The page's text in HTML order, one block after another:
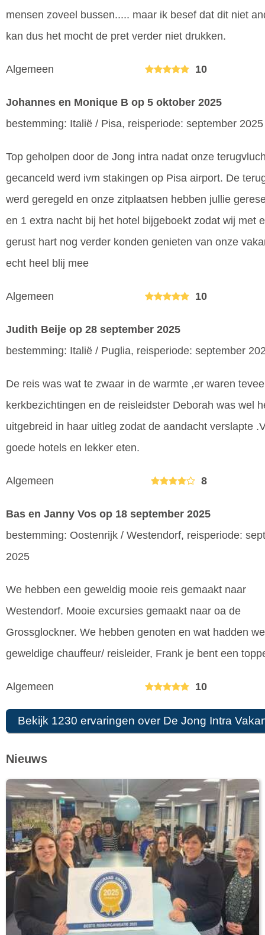
mensen zoveel bussen..... maar ik besef dat dit niet
kan dus het mocht de pret verder niet drukken.
Algemeen 10
Johannes en Monique B op 5 oktober 2025
bestemming: Italië / Pisa, reisperiode: september 2025
Top geholpen door de Jong intra nadat onze
gecanceld werd ivm stakingen op Pisa airport. De
werd geregeld en onze zitplaatsen hebben jullie
en 1 extra nacht bij het hotel bijgeboekt zodat wij met
gerust hart nog verder konden genieten van onze
echt heel blij mee
Algemeen 10
Judith Beije op 28 september 2025
bestemming: Italië / Puglia, reisperiode: september
De reis was wat te zwaar in de warmte ,er waren
kerkbezichtingen en de reisleidster Deborah was wel
uitgebreid in haar uitleg zodat de aandacht verslapte
goede hotels en lekker eten.
Algemeen 8
Bas en Janny Vos op 18 september 2025
bestemming: Oostenrijk / Westendorf, reisperiode:
2025
We hebben een geweldig mooie reis gemaakt naar
Westendorf. Mooie excursies gemaakt naar oa de
Grossglockner. We hebben genoten en wat hadden
geweldige chauffeur/ reisleider, Frank je bent een
Algemeen 10
Bekijk 1230 ervaringen over De Jong Intra
Nieuws